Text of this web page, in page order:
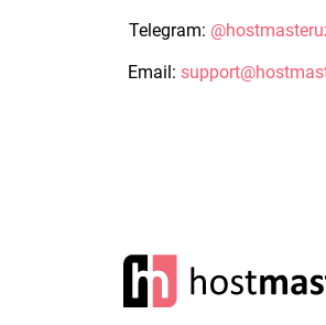
Telegram:
Email: